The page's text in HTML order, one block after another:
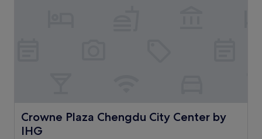
Crowne Plaza Chengdu City Center by
IHG
Crowne Plaza Chengdu City Center by IHG